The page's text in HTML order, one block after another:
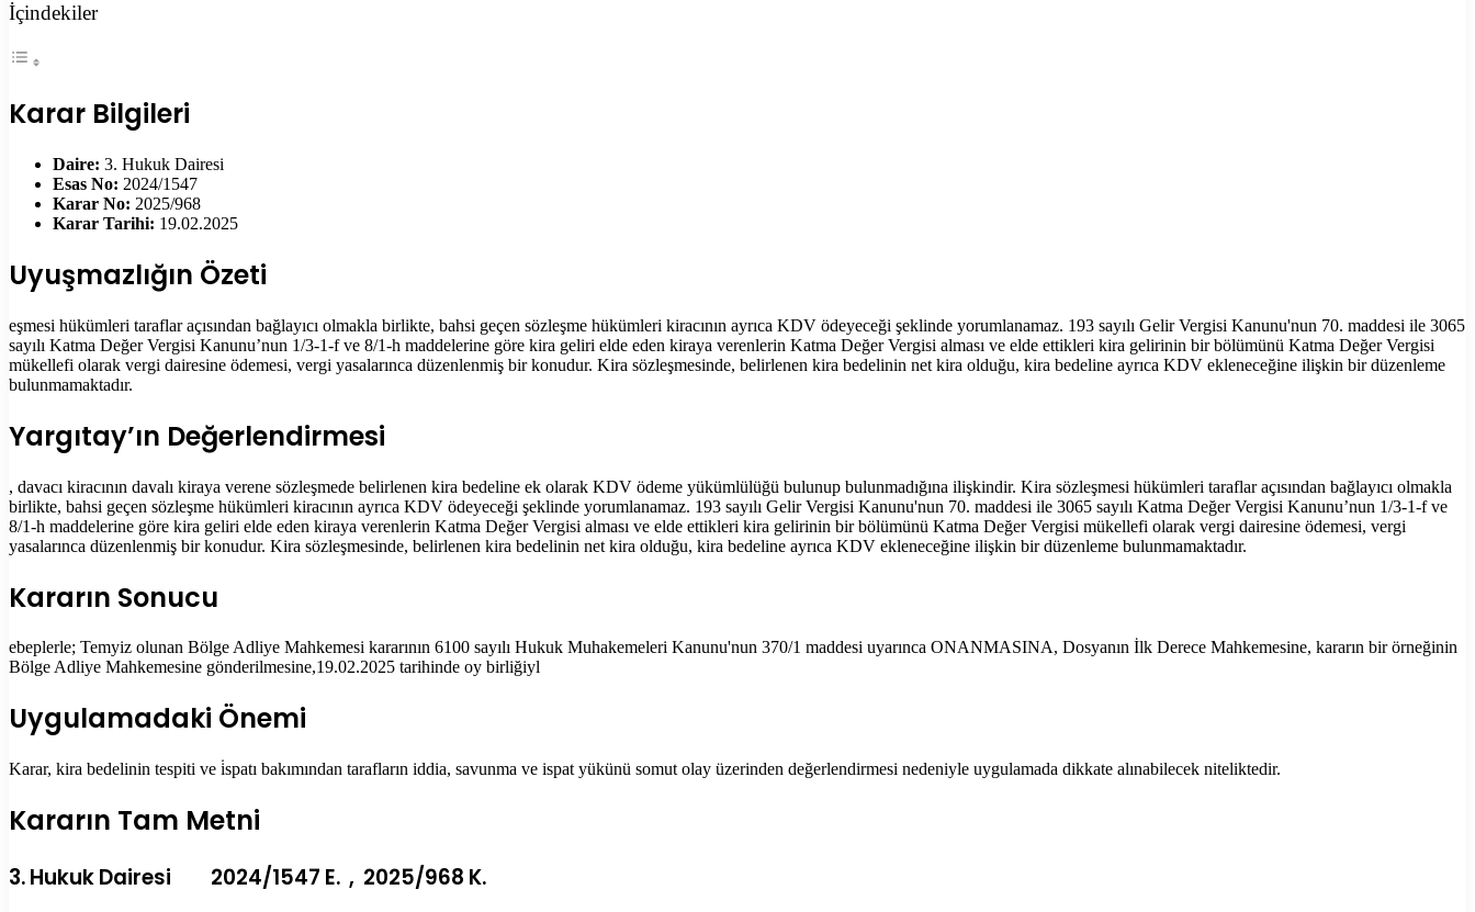
İçindekiler
Karar Bilgileri
Daire: 3. Hukuk Dairesi
Esas No: 2024/1547
Karar No: 2025/968
Karar Tarihi: 19.02.2025
Uyuşmazlığın Özeti
eşmesi hükümleri taraflar açısından bağlayıcı olmakla birlikte, bahsi geçen sözleşme hükümleri kiracının ayrıca KDV ödeyeceği şeklinde yorumlanamaz. 193 sayılı Gelir Vergisi Kanunu'nun 70. maddesi ile 3065
sayılı Katma Değer Vergisi Kanunu’nun 1/3-1-f ve 8/1-h maddelerine göre kira geliri elde eden kiraya verenlerin Katma Değer Vergisi alması ve elde ettikleri kira gelirinin bir bölümünü Katma Değer Vergisi
mükellefi olarak vergi dairesine ödemesi, vergi yasalarınca düzenlenmiş bir konudur. Kira sözleşmesinde, belirlenen kira bedelinin net kira olduğu, kira bedeline ayrıca KDV ekleneceğine ilişkin bir düzenleme
bulunmamaktadır.
Yargıtay’ın Değerlendirmesi
, davacı kiracının davalı kiraya verene sözleşmede belirlenen kira bedeline ek olarak KDV ödeme yükümlülüğü bulunup bulunmadığına ilişkindir. Kira sözleşmesi hükümleri taraflar açısından bağlayıcı olmakla
birlikte, bahsi geçen sözleşme hükümleri kiracının ayrıca KDV ödeyeceği şeklinde yorumlanamaz. 193 sayılı Gelir Vergisi Kanunu'nun 70. maddesi ile 3065 sayılı Katma Değer Vergisi Kanunu’nun 1/3-1-f ve
8/1-h maddelerine göre kira geliri elde eden kiraya verenlerin Katma Değer Vergisi alması ve elde ettikleri kira gelirinin bir bölümünü Katma Değer Vergisi mükellefi olarak vergi dairesine ödemesi, vergi
yasalarınca düzenlenmiş bir konudur. Kira sözleşmesinde, belirlenen kira bedelinin net kira olduğu, kira bedeline ayrıca KDV ekleneceğine ilişkin bir düzenleme bulunmamaktadır.
Kararın Sonucu
ebeplerle; Temyiz olunan Bölge Adliye Mahkemesi kararının 6100 sayılı Hukuk Muhakemeleri Kanunu'nun 370/1 maddesi uyarınca ONANMASINA, Dosyanın İlk Derece Mahkemesine, kararın bir örneğinin
Bölge Adliye Mahkemesine gönderilmesine,19.02.2025 tarihinde oy birliğiyl
Uygulamadaki Önemi
Karar, kira bedelinin tespiti ve i̇spatı bakımından tarafların iddia, savunma ve ispat yükünü somut olay üzerinden değerlendirmesi nedeniyle uygulamada dikkate alınabilecek niteliktedir.
Kararın Tam Metni
3. Hukuk Dairesi 2024/1547 E. , 2025/968 K.